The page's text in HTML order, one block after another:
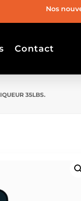
Nos
Contact
35LBS.